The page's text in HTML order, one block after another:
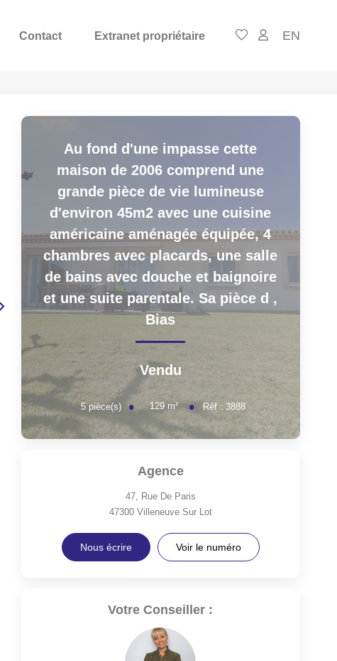
Contact Extranet propriétaire EN
Au fond d'une impasse cette
maison de 2006 comprend une
grande pièce de vie lumineuse
d'environ 45m2 avec une cuisine
américaine aménagée équipée, 4
chambres avec placards, une salle
de bains avec douche et baignoire
et une suite parentale. Sa pièce d ,
Bias
Vendu
5pièce(s) 129 m² Réf :3888
Agence
47, Rue De Paris
47300 Villeneuve Sur Lot
Nous écrire Voir le numéro
Votre Conseiller :